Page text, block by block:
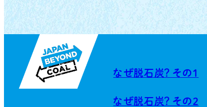
なぜ脱石炭？ その1
なぜ脱石炭？ その2